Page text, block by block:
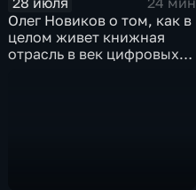
Олег Новиков о том, как в
целом живет книжная
отрасль в век цифровых